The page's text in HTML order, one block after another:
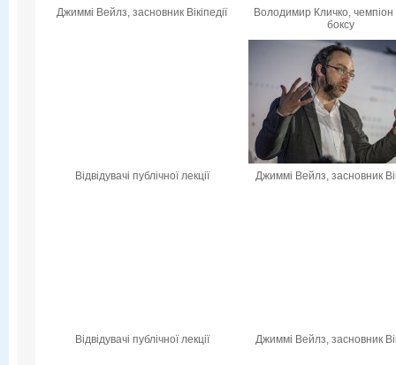
Джиммі Вейлз, засновник Вікіпедії
Володимир Кличко, чемпіон
боксу
Відвідувачі публічної лекції Джиммі Вейлз, засновник
Відвідувачі публічної лекції Джиммі Вейлз, засновник